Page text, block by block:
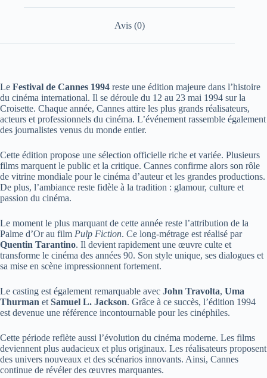
Avis (0)
Le Festival de Cannes 1994 reste une édition majeure dans l’histoire
du cinéma international. Il se déroule du 12 au 23 mai 1994 sur la
Croisette. Chaque année, Cannes attire les plus grands réalisateurs,
acteurs et professionnels du cinéma. L’événement rassemble également
des journalistes venus du monde entier.
Cette édition propose une sélection officielle riche et variée. Plusieurs
films marquent le public et la critique. Cannes confirme alors son rôle
de vitrine mondiale pour le cinéma d’auteur et les grandes productions.
De plus, l’ambiance reste fidèle à la tradition : glamour, culture et
passion du cinéma.
Le moment le plus marquant de cette année reste l’attribution de la
Palme d’Or au film Pulp Fiction. Ce long-métrage est réalisé par
Quentin Tarantino. Il devient rapidement une œuvre culte et
transforme le cinéma des années 90. Son style unique, ses dialogues et
sa mise en scène impressionnent fortement.
Le casting est également remarquable avec John Travolta, Uma
Thurman etSamuel L. Jackson. Grâce à ce succès, l’édition 1994
est devenue une référence incontournable pour les cinéphiles.
Cette période reflète aussi l’évolution du cinéma moderne. Les films
deviennent plus audacieux et plus originaux. Les réalisateurs proposent
des univers nouveaux et des scénarios innovants. Ainsi, Cannes
continue de révéler des œuvres marquantes.